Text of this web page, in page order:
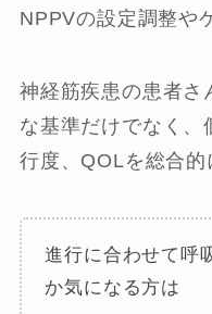
NPPVの設定調整や
神経筋疾患の患者さ
な基準だけでなく、
行度、QOLを総合的
進行に合わせて呼
か気になる方は